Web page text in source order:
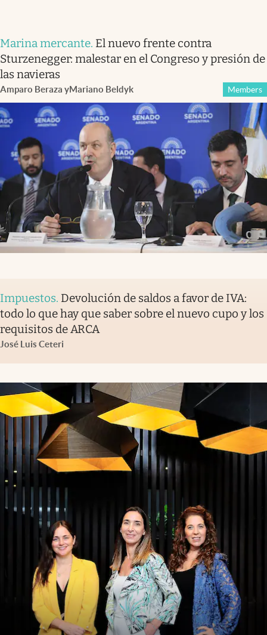
Marina mercante. El nuevo frente contra
Sturzenegger: malestar en el Congreso y presión de
las navieras
Amparo Beraza yMariano Beldyk Members
Impuestos. Devolución de saldos a favor de IVA:
todo lo que hay que saber sobre el nuevo cupo y los
requisitos de ARCA
José Luis Ceteri